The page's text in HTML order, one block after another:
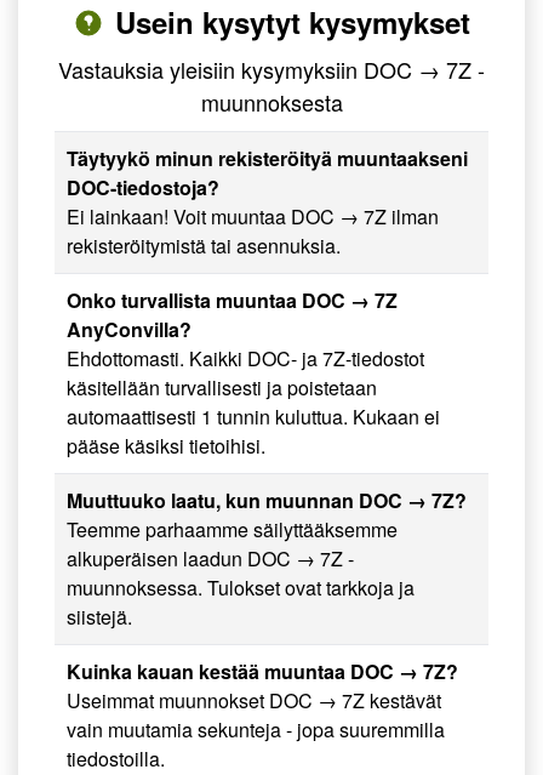
Usein kysytyt kysymykset
Vastauksia yleisiin kysymyksiin DOC → 7Z -
muunnoksesta
Täytyykö minun rekisteröityä muuntaakseni
DOC-tiedostoja?
Ei lainkaan! Voit muuntaa DOC → 7Z ilman
rekisteröitymistä tai asennuksia.
Onko turvallista muuntaa DOC → 7Z
AnyConvilla?
Ehdottomasti. Kaikki DOC- ja 7Z-tiedostot
käsitellään turvallisesti ja poistetaan
automaattisesti 1 tunnin kuluttua. Kukaan ei
pääse käsiksi tietoihisi.
Muuttuuko laatu, kun muunnan DOC → 7Z?
Teemme parhaamme säilyttääksemme
alkuperäisen laadun DOC → 7Z -
muunnoksessa. Tulokset ovat tarkkoja ja
siistejä.
Kuinka kauan kestää muuntaa DOC → 7Z?
Useimmat muunnokset DOC → 7Z kestävät
vain muutamia sekunteja - jopa suuremmilla
tiedostoilla.